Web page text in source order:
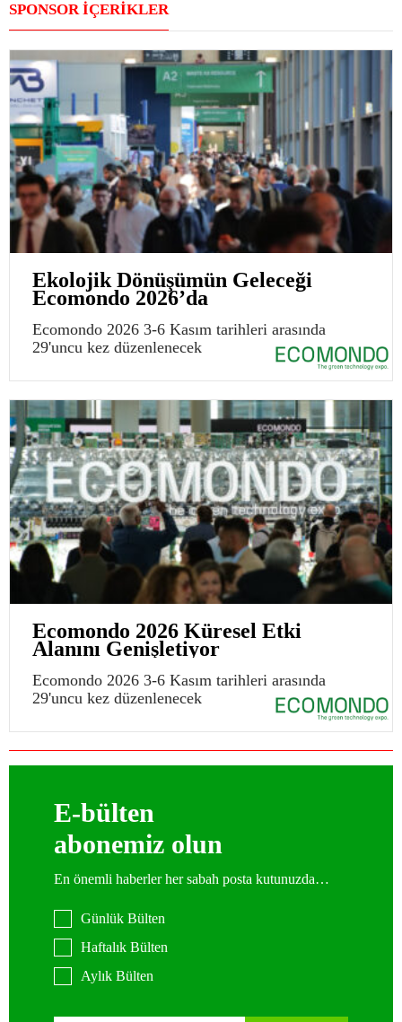
SPONSOR İÇERİKLER
Ekolojik Dönüşümün Geleceği
Ecomondo 2026’da
Ecomondo 2026 3-6 Kasım tarihleri arasında
29'uncu kez düzenlenecek
Ecomondo 2026 Küresel Etki
Alanını Genişletiyor
Ecomondo 2026 3-6 Kasım tarihleri arasında
29'uncu kez düzenlenecek
E-bülten
abonemiz olun
En önemli haberler her sabah posta kutunuzda…
Günlük Bülten
Haftalık Bülten
Aylık Bülten